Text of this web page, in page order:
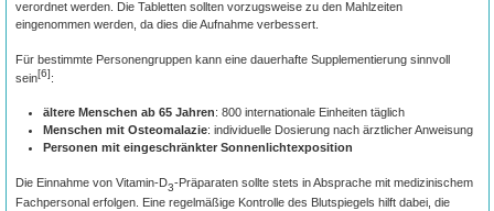
verordnet werden. Die Tabletten sollten vorzugsweise zu den Mahlzeiten
eingenommen werden, da dies die Aufnahme verbessert.
Für bestimmte Personengruppen kann eine dauerhafte Supplementierung sinnvoll
sein[6]:
ältere Menschen ab 65 Jahren: 800 internationale Einheiten täglich
Menschen mit Osteomalazie: individuelle Dosierung nach ärztlicher Anweisung
Personen mit eingeschränkter Sonnenlichtexposition
Die Einnahme von Vitamin-D3-Präparaten sollte stets in Absprache mit medizinischem
Fachpersonal erfolgen. Eine regelmäßige Kontrolle des Blutspiegels hilft dabei, die